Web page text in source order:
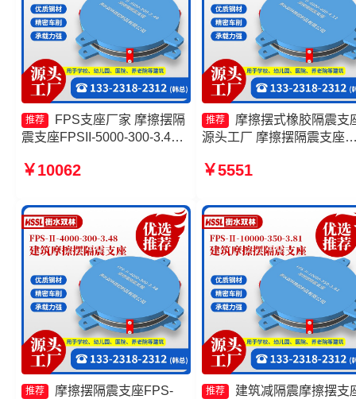
推荐
FPS支座厂家 摩擦摆隔
震支座FPSII-5000-300-3.48
座生产厂家 摩擦摆式橡胶隔震
￥10062
推荐
摩擦摆式橡胶隔震支
源头工厂 摩擦摆隔震支座
家 建筑减隔震摩擦摆支座
￥5551
推荐
摩擦摆隔震支座FPS-
推荐
建筑减隔震摩擦摆支